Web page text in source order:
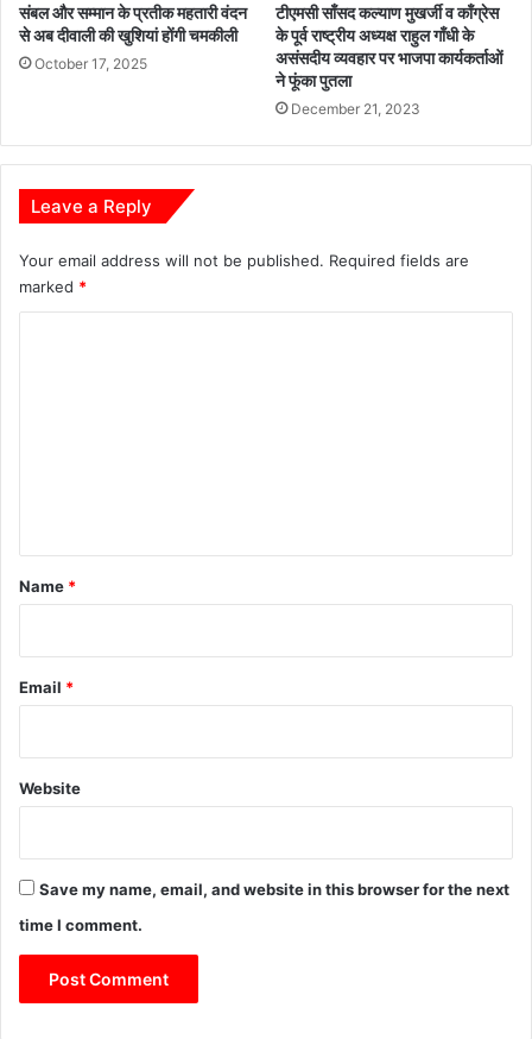
संबल और सम्मान के प्रतीक महतारी वंदन
से अब दीवाली की खुशियां होंगी चमकीली
October 17, 2025
टीएमसी साँसद कल्याण मुखर्जी व काँग्रेस
के पूर्व राष्ट्रीय अध्यक्ष राहुल गाँधी के
असंसदीय व्यवहार पर भाजपा कार्यकर्ताओं
ने फूंका पुतला
December 21, 2023
Leave a Reply
Your email address will not be published. Required fields are
marked *
*
Name *
Email *
Website
Save my name, email, and website in this browser for the next
time I comment.